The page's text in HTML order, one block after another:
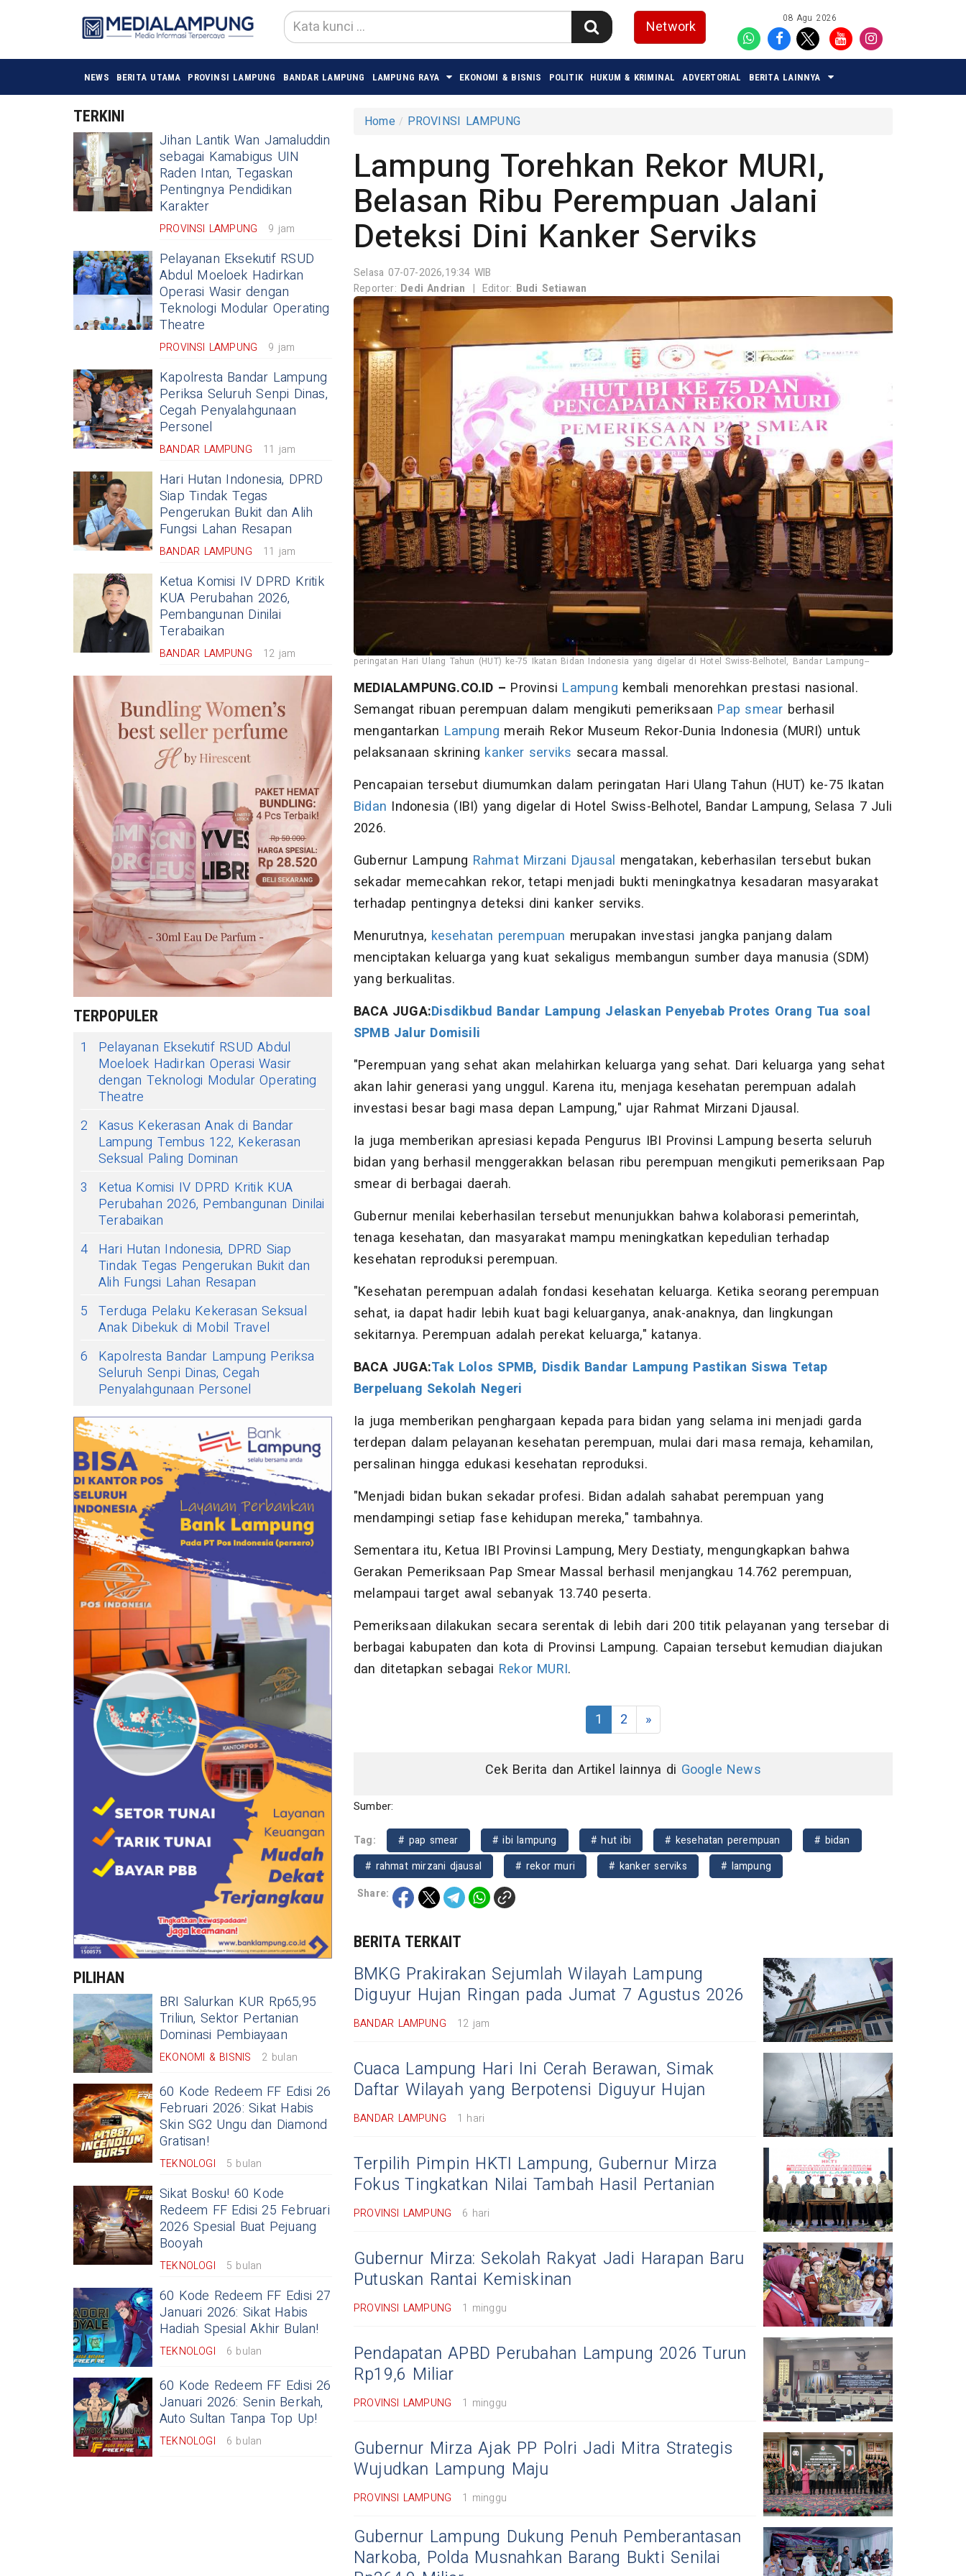
Network 08 Agu 2026
NEWS BERITA UTAMA PROVINSI LAMPUNG BANDAR LAMPUNG LAMPUNG RAYA EKONOMI & BISNIS POLITIK HUKUM & KRIMINAL ADVERTORIAL BERITA LAINNYA
TERKINI
Jihan Lantik Wan Jamaluddin
sebagai Kamabigus UIN
Raden Intan, Tegaskan
Pentingnya Pendidikan
Karakter
PROVINSI LAMPUNG 9 jam
Pelayanan Eksekutif RSUD
Abdul Moeloek Hadirkan
Operasi Wasir dengan
Teknologi Modular Operating
Theatre
PROVINSI LAMPUNG 9 jam
Kapolresta Bandar Lampung
Periksa Seluruh Senpi Dinas,
Cegah Penyalahgunaan
Personel
BANDAR LAMPUNG 11 jam
Hari Hutan Indonesia, DPRD
Siap Tindak Tegas
Pengerukan Bukit dan Alih
Fungsi Lahan Resapan
BANDAR LAMPUNG 11 jam
Ketua Komisi IV DPRD Kritik
KUA Perubahan 2026,
Pembangunan Dinilai
Terabaikan
BANDAR LAMPUNG 12 jam
TERPOPULER
1
Pelayanan Eksekutif RSUD Abdul
Moeloek Hadirkan Operasi Wasir
dengan Teknologi Modular Operating
Theatre
2
Kasus Kekerasan Anak di Bandar
Lampung Tembus 122, Kekerasan
Seksual Paling Dominan
3
Ketua Komisi IV DPRD Kritik KUA
Perubahan 2026, Pembangunan Dinilai
Terabaikan
4 Hari Hutan Indonesia, DPRD Siap
Tindak Tegas Pengerukan Bukit dan
Alih Fungsi Lahan Resapan
5 Terduga Pelaku Kekerasan Seksual
Anak Dibekuk di Mobil Travel
6
Kapolresta Bandar Lampung Periksa
Seluruh Senpi Dinas, Cegah
Penyalahgunaan Personel
PILIHAN
BRI Salurkan KUR Rp65,95
Triliun, Sektor Pertanian
Dominasi Pembiayaan
EKONOMI & BISNIS 2 bulan
60 Kode Redeem FF Edisi 26
Februari 2026: Sikat Habis
Skin SG2 Ungu dan Diamond
Gratisan!
TEKNOLOGI 5 bulan
Sikat Bosku! 60 Kode
Redeem FF Edisi 25 Februari
2026 Spesial Buat Pejuang
Booyah
TEKNOLOGI 5 bulan
60 Kode Redeem FF Edisi 27
Januari 2026: Sikat Habis
Hadiah Spesial Akhir Bulan!
TEKNOLOGI 6 bulan
60 Kode Redeem FF Edisi 26
Januari 2026: Senin Berkah,
Auto Sultan Tanpa Top Up!
TEKNOLOGI 6 bulan
Home PROVINSI LAMPUNG
Lampung Torehkan Rekor MURI,
Belasan Ribu Perempuan Jalani
Deteksi Dini Kanker Serviks
Selasa 07-07-2026,19:34 WIB
Reporter: Dedi Andrian | Editor: Budi Setiawan
peringatan Hari Ulang Tahun (HUT) ke-75 Ikatan Bidan Indonesia yang digelar di Hotel Swiss-Belhotel, Bandar Lampung--
MEDIALAMPUNG.CO.ID – Provinsi Lampung kembali menorehkan prestasi nasional.
Semangat ribuan perempuan dalam mengikuti pemeriksaan Pap smear berhasil
mengantarkan Lampung meraih Rekor Museum Rekor-Dunia Indonesia (MURI) untuk
pelaksanaan skrining kanker serviks secara massal.
Pencapaian tersebut diumumkan dalam peringatan Hari Ulang Tahun (HUT) ke-75 Ikatan
Bidan Indonesia (IBI) yang digelar di Hotel Swiss-Belhotel, Bandar Lampung, Selasa 7 Juli
2026.
Gubernur Lampung Rahmat Mirzani Djausal mengatakan, keberhasilan tersebut bukan
sekadar memecahkan rekor, tetapi menjadi bukti meningkatnya kesadaran masyarakat
terhadap pentingnya deteksi dini kanker serviks.
Menurutnya, kesehatan perempuan merupakan investasi jangka panjang dalam
menciptakan keluarga yang kuat sekaligus membangun sumber daya manusia (SDM)
yang berkualitas.
BACA JUGA:Disdikbud Bandar Lampung Jelaskan Penyebab Protes Orang Tua soal
SPMB Jalur Domisili
"Perempuan yang sehat akan melahirkan keluarga yang sehat. Dari keluarga yang sehat
akan lahir generasi yang unggul. Karena itu, menjaga kesehatan perempuan adalah
investasi besar bagi masa depan Lampung," ujar Rahmat Mirzani Djausal.
Ia juga memberikan apresiasi kepada Pengurus IBI Provinsi Lampung beserta seluruh
bidan yang berhasil menggerakkan belasan ribu perempuan mengikuti pemeriksaan Pap
smear di berbagai daerah.
Gubernur menilai keberhasilan tersebut menunjukkan bahwa kolaborasi pemerintah,
tenaga kesehatan, dan masyarakat mampu meningkatkan kepedulian terhadap
kesehatan reproduksi perempuan.
"Kesehatan perempuan adalah fondasi kesehatan keluarga. Ketika seorang perempuan
sehat, ia dapat hadir lebih kuat bagi keluarganya, anak-anaknya, dan lingkungan
sekitarnya. Perempuan adalah perekat keluarga," katanya.
BACA JUGA:Tak Lolos SPMB, Disdik Bandar Lampung Pastikan Siswa Tetap
Berpeluang Sekolah Negeri
Ia juga memberikan penghargaan kepada para bidan yang selama ini menjadi garda
terdepan dalam pelayanan kesehatan perempuan, mulai dari masa remaja, kehamilan,
persalinan hingga edukasi kesehatan reproduksi.
"Menjadi bidan bukan sekadar profesi. Bidan adalah sahabat perempuan yang
mendampingi setiap fase kehidupan mereka," tambahnya.
Sementara itu, Ketua IBI Provinsi Lampung, Mery Destiaty, mengungkapkan bahwa
Gerakan Pemeriksaan Pap Smear Massal berhasil menjangkau 14.762 perempuan,
melampaui target awal sebanyak 13.740 peserta.
Pemeriksaan dilakukan secara serentak di lebih dari 200 titik pelayanan yang tersebar di
berbagai kabupaten dan kota di Provinsi Lampung. Capaian tersebut kemudian diajukan
dan ditetapkan sebagai Rekor MURI.
1 2 »
Cek Berita dan Artikel lainnya di Google News
Sumber:
Tag: # pap smear # ibi lampung # hut ibi # kesehatan perempuan
# bidan
# rahmat mirzani djausal
# rekor muri # kanker serviks
# lampung
Share:
BERITA TERKAIT
BMKG Prakirakan Sejumlah Wilayah Lampung
Diguyur Hujan Ringan pada Jumat 7 Agustus 2026
BANDAR LAMPUNG 12 jam
Cuaca Lampung Hari Ini Cerah Berawan, Simak
Daftar Wilayah yang Berpotensi Diguyur Hujan
BANDAR LAMPUNG 1 hari
Terpilih Pimpin HKTI Lampung, Gubernur Mirza
Fokus Tingkatkan Nilai Tambah Hasil Pertanian
PROVINSI LAMPUNG 6 hari
Gubernur Mirza: Sekolah Rakyat Jadi Harapan Baru
Putuskan Rantai Kemiskinan
PROVINSI LAMPUNG 1 minggu
Pendapatan APBD Perubahan Lampung 2026 Turun
Rp19,6 Miliar
PROVINSI LAMPUNG 1 minggu
Gubernur Mirza Ajak PP Polri Jadi Mitra Strategis
Wujudkan Lampung Maju
PROVINSI LAMPUNG 1 minggu
Gubernur Lampung Dukung Penuh Pemberantasan
Narkoba, Polda Musnahkan Barang Bukti Senilai